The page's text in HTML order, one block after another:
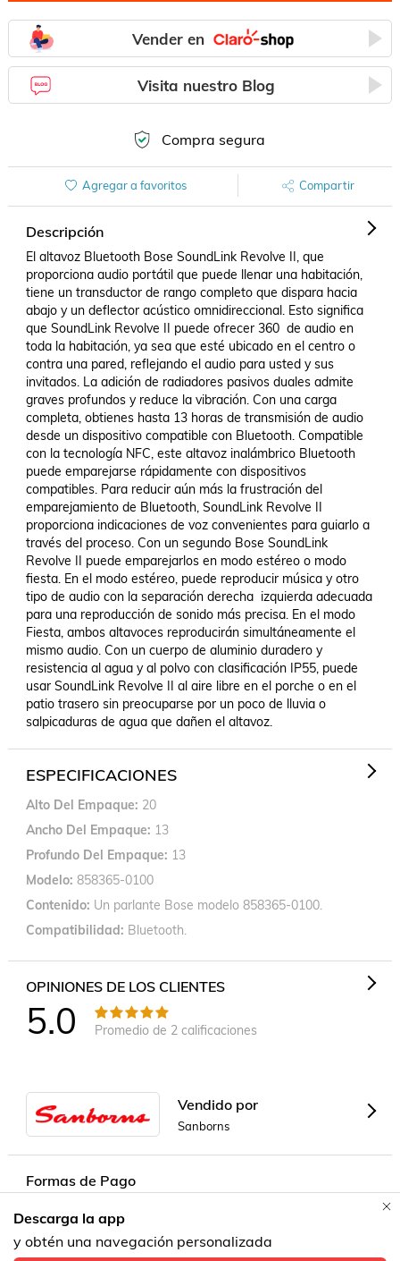
Vender en
Visita nuestro Blog
Compra segura
Agregar a favoritos Compartir
Descripción
El altavoz Bluetooth Bose SoundLink Revolve II, que
proporciona audio portátil que puede llenar una habitación,
tiene un transductor de rango completo que dispara hacia
abajo y un deflector acústico omnidireccional. Esto significa
que SoundLink Revolve II puede ofrecer 360  de audio en
toda la habitación, ya sea que esté ubicado en el centro o
contra una pared, reflejando el audio para usted y sus
invitados. La adición de radiadores pasivos duales admite
graves profundos y reduce la vibración. Con una carga
completa, obtienes hasta 13 horas de transmisión de audio
desde un dispositivo compatible con Bluetooth. Compatible
con la tecnología NFC, este altavoz inalámbrico Bluetooth
puede emparejarse rápidamente con dispositivos
compatibles. Para reducir aún más la frustración del
emparejamiento de Bluetooth, SoundLink Revolve II
proporciona indicaciones de voz convenientes para guiarlo a
través del proceso. Con un segundo Bose SoundLink
Revolve II puede emparejarlos en modo estéreo o modo
fiesta. En el modo estéreo, puede reproducir música y otro
tipo de audio con la separación derecha  izquierda adecuada
para una reproducción de sonido más precisa. En el modo
Fiesta, ambos altavoces reproducirán simultáneamente el
mismo audio. Con un cuerpo de aluminio duradero y
resistencia al agua y al polvo con clasificación IP55, puede
usar SoundLink Revolve II al aire libre en el porche o en el
patio trasero sin preocuparse por un poco de lluvia o
salpicaduras de agua que dañen el altavoz.
ESPECIFICACIONES
Alto Del Empaque 20
Ancho Del Empaque
13
Profundo Del Empaque
13
Modelo 858365-0100
Contenido Un parlante Bose modelo 858365-0100.
Compatibilidad Bluetooth.
OPINIONES DE LOS CLIENTES
5.0 Promedio de 2 calificaciones
Vendido por
Sanborns
Formas de Pago
Descarga la app
y obtén una navegación personalizada